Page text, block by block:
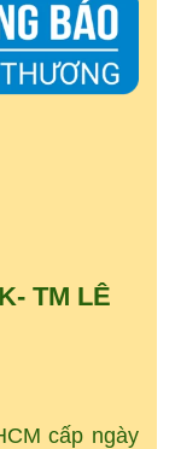
TM LÊ
cấp ngày